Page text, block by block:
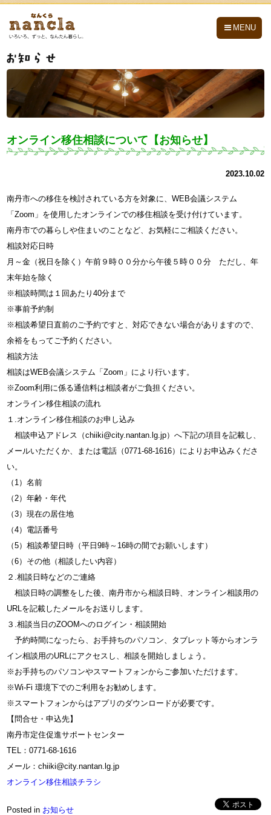
MENU
オンライン移住相談について【お知らせ】
2023.10.02
南丹市への移住を検討されている方を対象に、WEB会議システム
「Zoom」を使用したオンラインでの移住相談を受け付けています。
南丹市での暮らしや住まいのことなど、お気軽にご相談ください。
相談対応日時
月～金（祝日を除く）午前９時００分から午後５時００分 ただし、年
末年始を除く
※相談時間は１回あたり40分まで
※事前予約制
※相談希望日直前のご予約ですと、対応できない場合がありますので、
余裕をもってご予約ください。
相談方法
相談はWEB会議システム「Zoom」により行います。
※Zoom利用に係る通信料は相談者がご負担ください。
オンライン移住相談の流れ
１.オンライン移住相談のお申し込み
相談申込アドレス（chiiki@city.nantan.lg.jp）へ下記の項目を記載し、
メールいただくか、または電話（0771-68-1616）によりお申込みくださ
い。
（1）名前
（2）年齢・年代
（3）現在の居住地
（4）電話番号
（5）相談希望日時（平日9時～16時の間でお願いします）
（6）その他（相談したい内容）
２.相談日時などのご連絡
相談日時の調整をした後、南丹市から相談日時、オンライン相談用の
URLを記載したメールをお送りします。
３.相談当日のZOOMへのログイン・相談開始
予約時間になったら、お手持ちのパソコン、タブレット等からオンラ
イン相談用のURLにアクセスし、相談を開始しましょう。
※お手持ちのパソコンやスマートフォンからご参加いただけます。
※Wi-Fi 環境下でのご利用をお勧めします。
※スマートフォンからはアプリのダウンロードが必要です。
【問合せ・申込先】
南丹市定住促進サポートセンター
TEL：0771-68-1616
メール：chiiki@city.nantan.lg.jp
オンライン移住相談チラシ
Posted in お知らせ